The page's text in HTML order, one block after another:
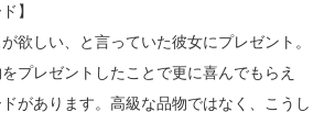
】
欲しい、と言っていた彼女にプレゼント。
プレゼントしたことで更に喜んでもらえ
があります。高級な品物ではなく、こうし